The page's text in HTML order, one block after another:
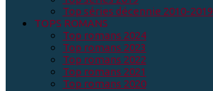
Top séries décennie 2010-2019
TOPS ROMANS
Top romans 2024
Top romans 2023
Top romans 2022
Top romans 2021
Top romans 2020